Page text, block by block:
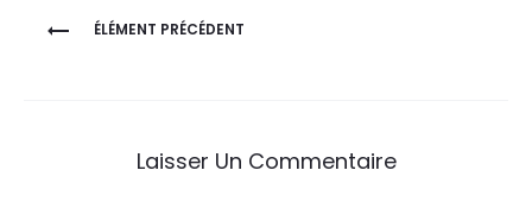
Navigation
de
ÉLÉMENT PRÉCÉDENT
Laisser Un Commentaire